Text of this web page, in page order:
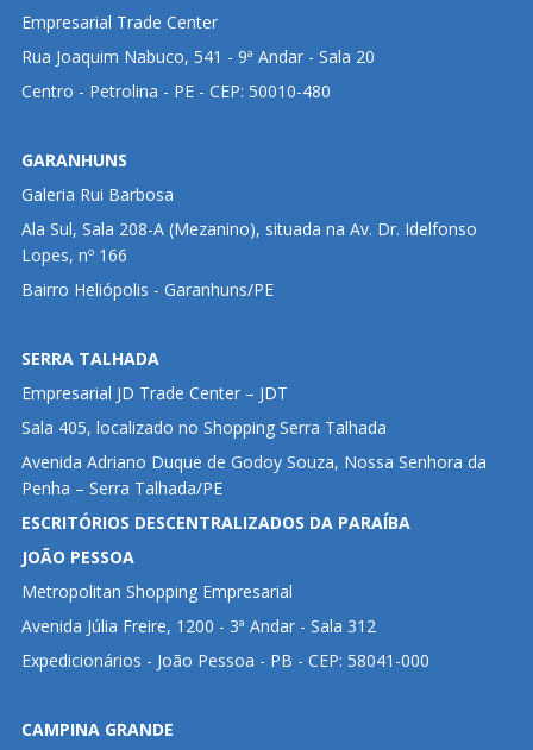
Empresarial Trade Center
Rua Joaquim Nabuco, 541 - 9ª Andar - Sala 20
Centro - Petrolina - PE - CEP: 50010-480
GARANHUNS
Galeria Rui Barbosa
Ala Sul, Sala 208-A (Mezanino), situada na Av. Dr. Idelfonso
Lopes, nº 166
Bairro Heliópolis - Garanhuns/PE
SERRA TALHADA
Empresarial JD Trade Center – JDT
Sala 405, localizado no Shopping Serra Talhada
Avenida Adriano Duque de Godoy Souza, Nossa Senhora da
Penha – Serra Talhada/PE
ESCRITÓRIOS DESCENTRALIZADOS DA PARAÍBA
JOÃO PESSOA
Metropolitan Shopping Empresarial
Avenida Júlia Freire, 1200 - 3ª Andar - Sala 312
Expedicionários - João Pessoa - PB - CEP: 58041-000
CAMPINA GRANDE